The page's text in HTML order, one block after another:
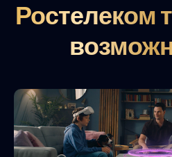
Ростелеком